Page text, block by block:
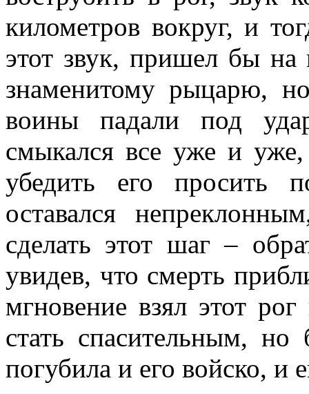
километров вокруг, и
этот звук, пришел бы
знаменитому рыцарю,
воины падали под
смыкался все уже и
убедить его
оставался
сделать этот шаг –
увидев, что смерть
мгновение взял этот
стать спасительным,
погубила и его войско, и